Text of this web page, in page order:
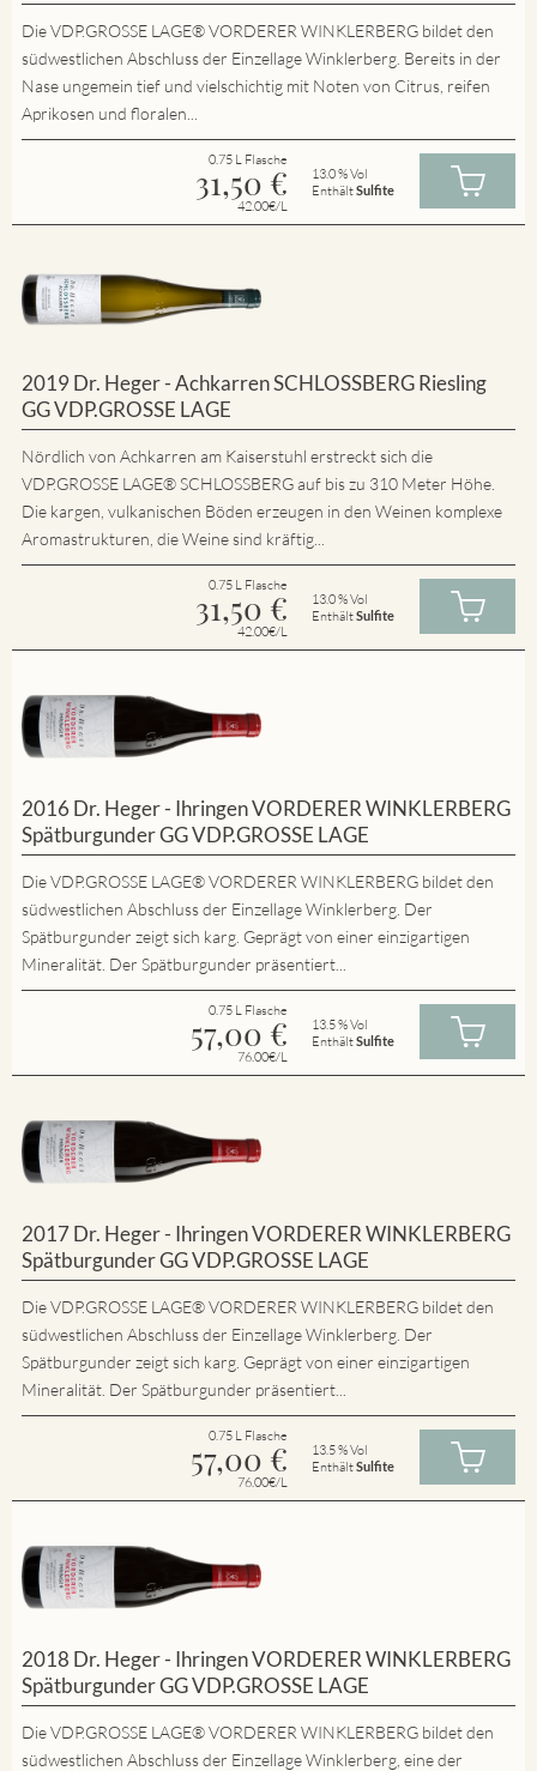
Die VDP.GROSSE LAGE® VORDERER WINKLERBERG bildet den
südwestlichen Abschluss der Einzellage Winklerberg. Bereits in der
Nase ungemein tief und vielschichtig mit Noten von Citrus, reifen
Aprikosen und floralen...
0.75 L Flasche
31,50 €
42.00€/L
13.0 % Vol
EnthältSulfite
2019 Dr. Heger - Achkarren SCHLOSSBERG Riesling
GG VDP.GROSSE LAGE
Nördlich von Achkarren am Kaiserstuhl erstreckt sich die
VDP.GROSSE LAGE® SCHLOSSBERG auf bis zu 310 Meter Höhe.
Die kargen, vulkanischen Böden erzeugen in den Weinen komplexe
Aromastrukturen, die Weine sind kräftig...
0.75 L Flasche
31,50 €
42.00€/L
13.0 % Vol
EnthältSulfite
2016 Dr. Heger - Ihringen VORDERER WINKLERBERG
Spätburgunder GG VDP.GROSSE LAGE
Die VDP.GROSSE LAGE® VORDERER WINKLERBERG bildet den
südwestlichen Abschluss der Einzellage Winklerberg. Der
Spätburgunder zeigt sich karg. Geprägt von einer einzigartigen
Mineralität. Der Spätburgunder präsentiert...
0.75 L Flasche
57,00 €
76.00€/L
13.5 % Vol
EnthältSulfite
2017 Dr. Heger - Ihringen VORDERER WINKLERBERG
Spätburgunder GG VDP.GROSSE LAGE
Die VDP.GROSSE LAGE® VORDERER WINKLERBERG bildet den
südwestlichen Abschluss der Einzellage Winklerberg. Der
Spätburgunder zeigt sich karg. Geprägt von einer einzigartigen
Mineralität. Der Spätburgunder präsentiert...
0.75 L Flasche
57,00 €
76.00€/L
13.5 % Vol
EnthältSulfite
2018 Dr. Heger - Ihringen VORDERER WINKLERBERG
Spätburgunder GG VDP.GROSSE LAGE
Die VDP.GROSSE LAGE® VORDERER WINKLERBERG bildet den
südwestlichen Abschluss der Einzellage Winklerberg, eine der